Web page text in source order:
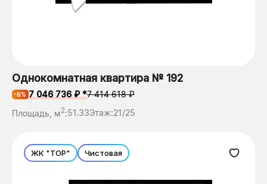
Однокомнатная квартира № 192
-6% 7 046 736 ₽ *7 414 618 ₽
Площадь, м2:51.33Этаж:21/25
ЖК "ТОР" Чистовая